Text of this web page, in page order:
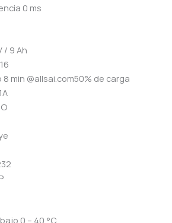
0 ms
/ 9 Ah
min @allsai.com50% de carga
0 – 40 °C